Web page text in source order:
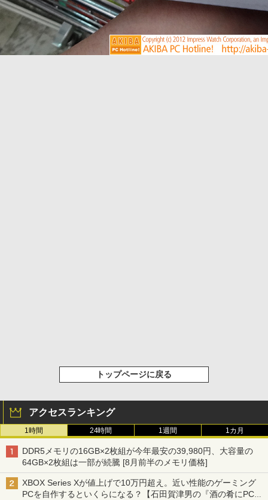
トップページに戻る
アクセスランキング
1時間 24時間 1週間 1カ月
DDR5メモリの16GB×2枚組が今年最安の39,980円、大容量の
64GB×2枚組は一部が続騰 [8月前半のメモリ価格]
XBOX Series Xが値上げで10万円超え。近い性能のゲーミング
PCを自作するといくらになる？【石田賀津男の『酒の肴にPCゲ